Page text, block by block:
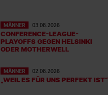
MÄNNER 03.08.2026
CONFERENCE-LEAGUE-
PLAYOFFS GEGEN HELSINKI
ODER MOTHERWELL
MÄNNER 02.08.2026
„WEIL ES FÜR UNS PERFEKT IST“